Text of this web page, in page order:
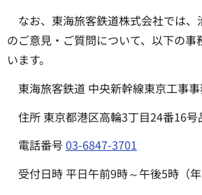
なお、東海旅客鉄道株式会社では、
のご意見・ご質問について、以下の事
います。
東海旅客鉄道 中央新幹線東京工事
住所 東京都港区高輪3丁目24番16
電話番号03-6847-3701
受付日時 平日午前9時～午後5時（年